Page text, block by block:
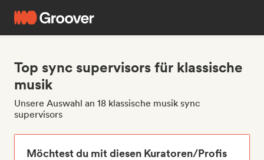
Top sync supervisors für klassische
musik
Unsere Auswahl an 18 klassische musik sync
supervisors
Möchtest du mit diesen Kuratoren/Profis